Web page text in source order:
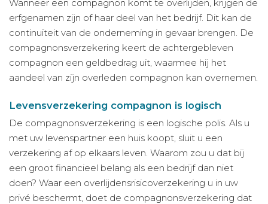
Wanneer een compagnon komt te overlijden, krijgen de
erfgenamen zijn of haar deel van het bedrijf. Dit kan de
continuïteit van de onderneming in gevaar brengen. De
compagnonsverzekering keert de achtergebleven
compagnon een geldbedrag uit, waarmee hij het
aandeel van zijn overleden compagnon kan overnemen.
Levensverzekering compagnon is logisch
De compagnonsverzekering is een logische polis. Als u
met uw levenspartner een huis koopt, sluit u een
verzekering af op elkaars leven. Waarom zou u dat bij
een groot financieel belang als een bedrijf dan niet
doen? Waar een overlijdensrisicoverzekering u in uw
privé beschermt, doet de compagnonsverzekering dat